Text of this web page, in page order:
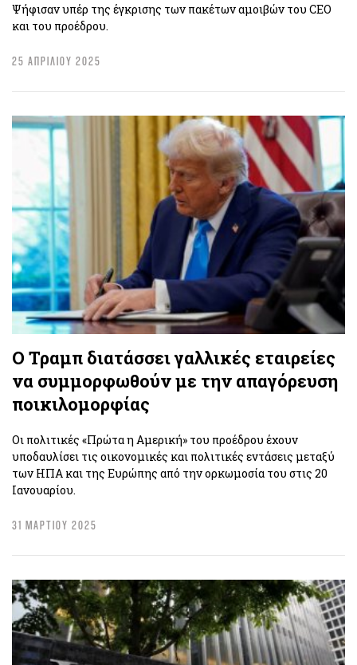
Ψήφισαν υπέρ της έγκρισης των πακέτων αμοιβών του CEO
και του προέδρου.
25 ΑΠΡΙΛΙΟΥ 2025
Ο Τραμπ διατάσσει γαλλικές εταιρείες
να συμμορφωθούν με την απαγόρευση
ποικιλομορφίας
Οι πολιτικές «Πρώτα η Αμερική» του προέδρου έχουν
υποδαυλίσει τις οικονομικές και πολιτικές εντάσεις μεταξύ
των ΗΠΑ και της Ευρώπης από την ορκωμοσία του στις 20
Ιανουαρίου.
31 ΜΑΡΤΙΟΥ 2025